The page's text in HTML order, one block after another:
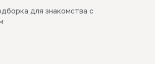
для знакомства с